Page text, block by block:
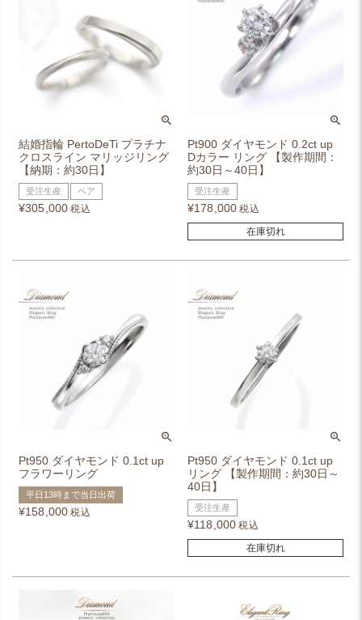
結婚指輪 PertoDeTi プラチナ
クロスライン マリッジリング
【納期：約30日】
受注生産 ペア
¥305,000 税込
Pt900 ダイヤモンド 0.2ct up
Dカラー リング 【製作期間：
約30日～40日】
受注生産
¥178,000 税込
在庫切れ
Pt950 ダイヤモンド 0.1ct up
フラワーリング
平日13時まで当日出荷
¥158,000 税込
Pt950 ダイヤモンド 0.1ct up
リング 【製作期間：約30日～
40日】
受注生産
¥118,000 税込
在庫切れ